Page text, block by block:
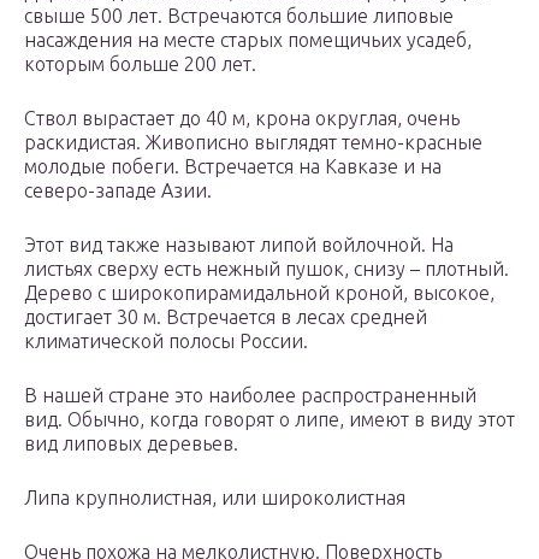
свыше 500 лет. Встречаются большие липовые
насаждения на месте старых помещичьих усадеб,
которым больше 200 лет.
Ствол вырастает до 40 м, крона округлая, очень
раскидистая. Живописно выглядят темно-красные
молодые побеги. Встречается на Кавказе и на
северо-западе Азии.
Этот вид также называют липой войлочной. На
листьях сверху есть нежный пушок, снизу – плотный.
Дерево с широкопирамидальной кроной, высокое,
достигает 30 м. Встречается в лесах средней
климатической полосы России.
В нашей стране это наиболее распространенный
вид. Обычно, когда говорят о липе, имеют в виду этот
вид липовых деревьев.
Липа крупнолистная, или широколистная
Очень похожа на мелколистную. Поверхность